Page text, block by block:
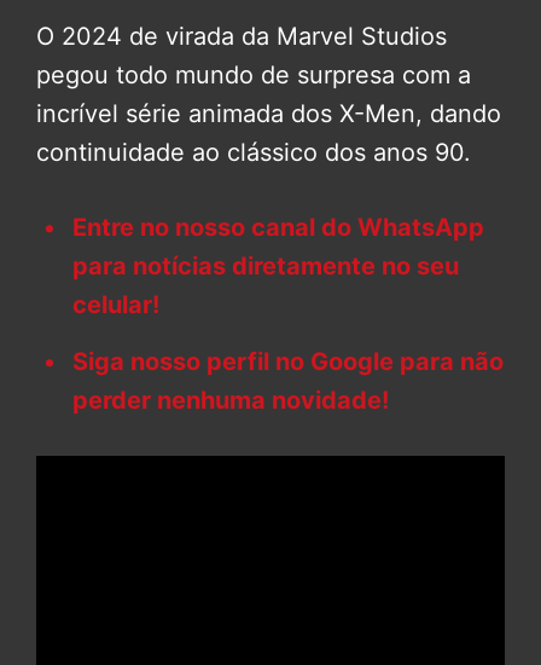
O 2024 de virada da Marvel Studios
pegou todo mundo de surpresa com a
incrível série animada dos X-Men, dando
continuidade ao clássico dos anos 90.
Entre no nosso canal do WhatsApp
para notícias diretamente no seu
celular!
Siga nosso perfil no Google para não
perder nenhuma novidade!